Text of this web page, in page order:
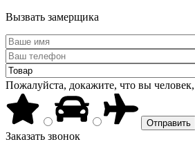
Вызвать замерщика
Пожалуйста, докажите, что вы
Заказать звонок